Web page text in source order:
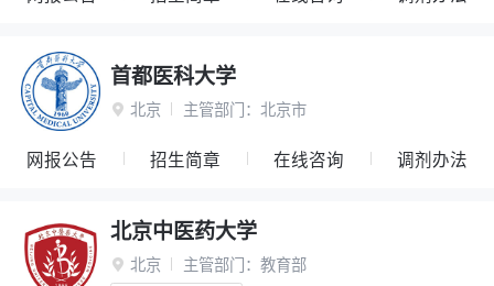
首都医科大学
 北京 主管部门： 北京市
网报公告 招生简章 在线咨询 调剂办法
北京中医药大学
 北京 主管部门： 教育部